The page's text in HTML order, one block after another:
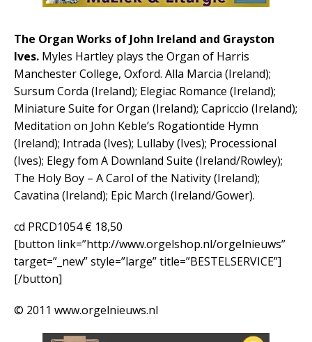
The Organ Works of John Ireland and Grayston
Ives. Myles Hartley plays the Organ of Harris
Manchester College, Oxford. Alla Marcia (Ireland);
Sursum Corda (Ireland); Elegiac Romance (Ireland);
Miniature Suite for Organ (Ireland); Capriccio (Ireland);
Meditation on John Keble’s Rogationtide Hymn
(Ireland); Intrada (Ives); Lullaby (Ives); Processional
(Ives); Elegy fom A Downland Suite (Ireland/Rowley);
The Holy Boy – A Carol of the Nativity (Ireland);
Cavatina (Ireland); Epic March (Ireland/Gower).
cd PRCD1054 € 18,50
[button link=”http://www.orgelshop.nl/orgelnieuws”
target=”_new” style=”large” title=”BESTELSERVICE”]
[/button]
© 2011 www.orgelnieuws.nl